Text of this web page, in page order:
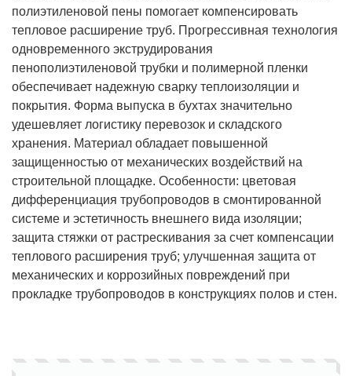
полиэтиленовой пены помогает компенсировать
тепловое расширение труб. Прогрессивная технология
одновременного экструдирования
пенополиэтиленовой трубки и полимерной пленки
обеспечивает надежную сварку теплоизоляции и
покрытия. Форма выпуска в бухтах значительно
удешевляет логистику перевозок и складского
хранения. Материал обладает повышенной
защищенностью от механических воздействий на
строительной площадке. Особенности: цветовая
дифференциация трубопроводов в смонтированной
системе и эстетичность внешнего вида изоляции;
защита стяжки от растрескивания за счет компенсации
теплового расширения труб; улучшенная защита от
механических и коррозийных повреждений при
прокладке трубопроводов в конструкциях полов и стен.